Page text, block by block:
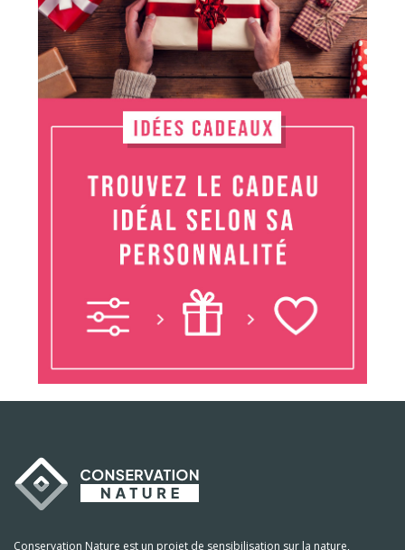
Conservation Nature est un projet de sensibilisation sur la nature,